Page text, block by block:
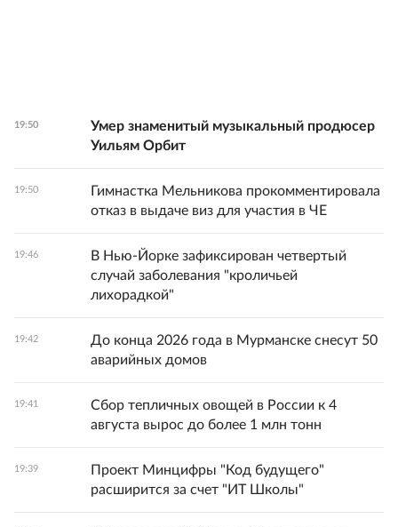
19:50
Умер знаменитый музыкальный продюсер
Уильям Орбит
19:50
Гимнастка Мельникова прокомментировала
отказ в выдаче виз для участия в ЧЕ
19:46
В Нью-Йорке зафиксирован четвертый
случай заболевания "кроличьей
лихорадкой"
19:42
До конца 2026 года в Мурманске снесут 50
аварийных домов
19:41
Сбор тепличных овощей в России к 4
августа вырос до более 1 млн тонн
19:39
Проект Минцифры "Код будущего"
расширится за счет "ИТ Школы"